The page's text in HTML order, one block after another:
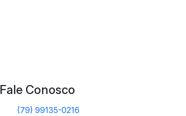
Fale Conosco
(79) 99135-0216